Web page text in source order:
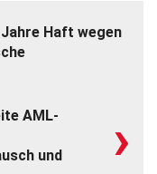
Haft wegen
AML-
und
›